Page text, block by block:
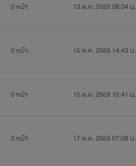
เธอเเล้วเธอไม่ผิดเเล้วกัน
0 หน้า 13 ต.ค. 2559 08:34 น.
0 หน้า 15 ต.ค. 2559 14:43 น.
0 หน้า 15 ต.ค. 2559 15:41 น.
0 หน้า 17 ต.ค. 2559 07:08 น.